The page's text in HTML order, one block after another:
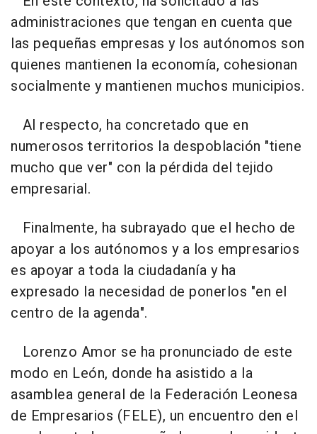
administraciones que tengan en cuenta que
las pequeñas empresas y los autónomos son
quienes mantienen la economía, cohesionan
socialmente y mantienen muchos municipios.
Al respecto, ha concretado que en
numerosos territorios la despoblación "tiene
mucho que ver" con la pérdida del tejido
empresarial.
Finalmente, ha subrayado que el hecho de
apoyar a los autónomos y a los empresarios
es apoyar a toda la ciudadanía y ha
expresado la necesidad de ponerlos "en el
centro de la agenda".
Lorenzo Amor se ha pronunciado de este
modo en León, donde ha asistido a la
asamblea general de la Federación Leonesa
de Empresarios (FELE), un encuentro den el